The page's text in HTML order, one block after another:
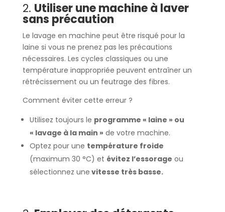
2. Utiliser une machine à laver
sans précaution
Le lavage en machine peut être risqué pour la
laine si vous ne prenez pas les précautions
nécessaires. Les cycles classiques ou une
température inappropriée peuvent entraîner un
rétrécissement ou un feutrage des fibres.
Comment éviter cette erreur ?
Utilisez toujours le programme « laine » ou
« lavage à la main » de votre machine.
Optez pour une température froide
(maximum 30 °C) et évitez l’essorage ou
sélectionnez une vitesse très basse.